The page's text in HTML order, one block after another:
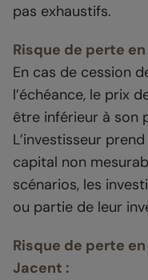
pas exhaustifs.
Risque de perte
En cas de cession
l’échéance, le prix
être inférieur à son
L’investisseur
capital non
scénarios, les
ou partie de leur
Risque de perte
Jacent :